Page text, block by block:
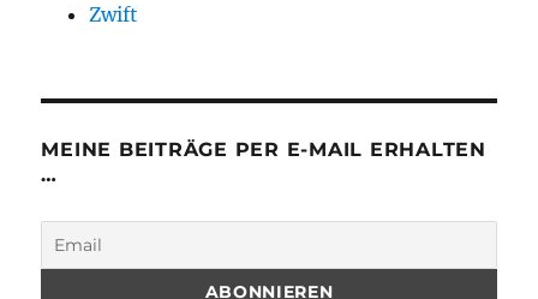
Zwift
MEINE BEITRÄGE PER E-MAIL ERHALTEN
…